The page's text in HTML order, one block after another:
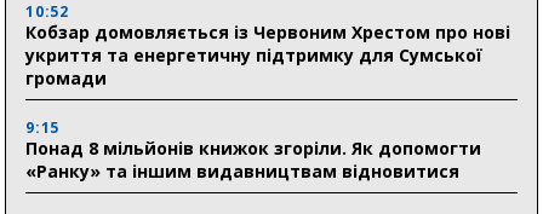
10:52
Кобзар домовляється із Червоним Хрестом про нові
укриття та енергетичну підтримку для Сумської
громади
9:15
Понад 8 мільйонів книжок згоріли. Як допомогти
«Ранку» та іншим видавництвам відновитися